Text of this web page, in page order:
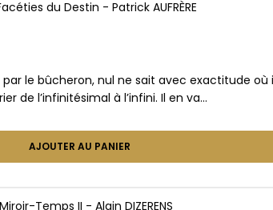
le bûcheron, nul ne sait avec exactitude
de l’infinitésimal à l’infini. Il en va…
AJOUTER AU PANIER